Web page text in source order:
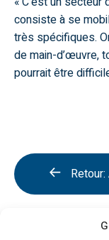
consiste à se
très spécifiques.
de main-d’œuvre,
pourrait être